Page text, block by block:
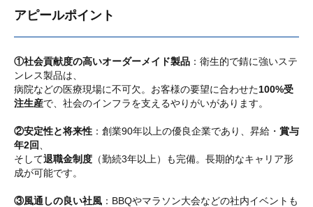
アピールポイント
①社会貢献度の高いオーダーメイド製品 ：衛生的で錆に強いステ
ンレス製品は、
病院などの医療現場に不可欠。お客様の要望に合わせた100%受
注生産で、社会のインフラを支えるやりがいがあります。
②安定性と将来性 ：創業90年以上の優良企業であり、昇給・ 賞与
年2回
そして退職金制度 （勤続3年以上）も完備。長期的なキャリア形
成が可能です。
③風通しの良い社風 ：BBQやマラソン大会などの社内イベントも